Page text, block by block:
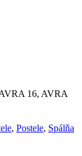
16, AVRA
, Postele, Spálňa